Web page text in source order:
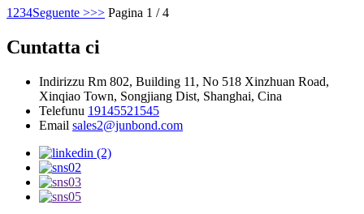
1 234Seguente >>> Pagina 1 / 4
Cuntatta ci
Indirizzu Rm 802, Building 11, No 518 Xinzhuan Road,
Xinqiao Town, Songjiang Dist, Shanghai, Cina
Telefunu 19145521545
Email sales2@junbond.com